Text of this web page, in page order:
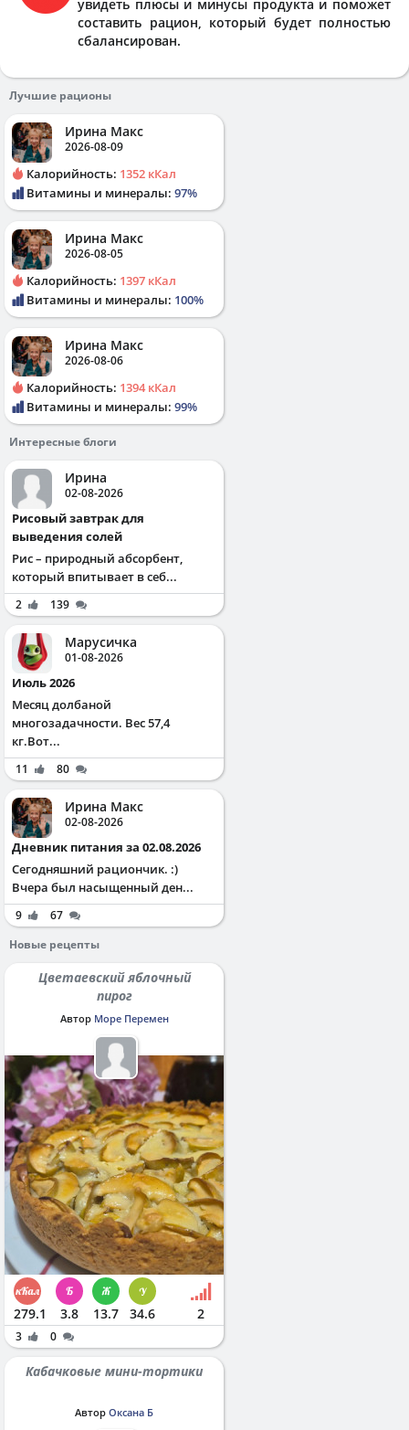
увидеть плюсы и минусы продукта и поможет
составить рацион, который будет полностью
сбалансирован.
Лучшие рационы
Ирина Макс
2026-08-09
Калорийность: 1352 кКал
Витамины и минералы: 97%
Ирина Макс
2026-08-05
Калорийность: 1397 кКал
Витамины и минералы: 100%
Ирина Макс
2026-08-06
Калорийность: 1394 кКал
Витамины и минералы: 99%
Интересные блоги
Ирина
02-08-2026
Рисовый завтрак для
выведения солей
Рис – природный абсорбент,
который впитывает в себ...
2 139
Марусичка
01-08-2026
Июль 2026
Месяц долбаной
многозадачности. Вес 57,4
кг.Вот...
11 80
Ирина Макс
02-08-2026
Дневник питания за 02.08.2026
Сегодняшний рациончик. :)
Вчера был насыщенный ден...
9
67
Новые рецепты
Цветаевский яблочный
пирог
Автор Море Перемен
279.1 3.8 13.7 34.6 2
3 0
Кабачковые мини-тортики
Автор Оксана Б